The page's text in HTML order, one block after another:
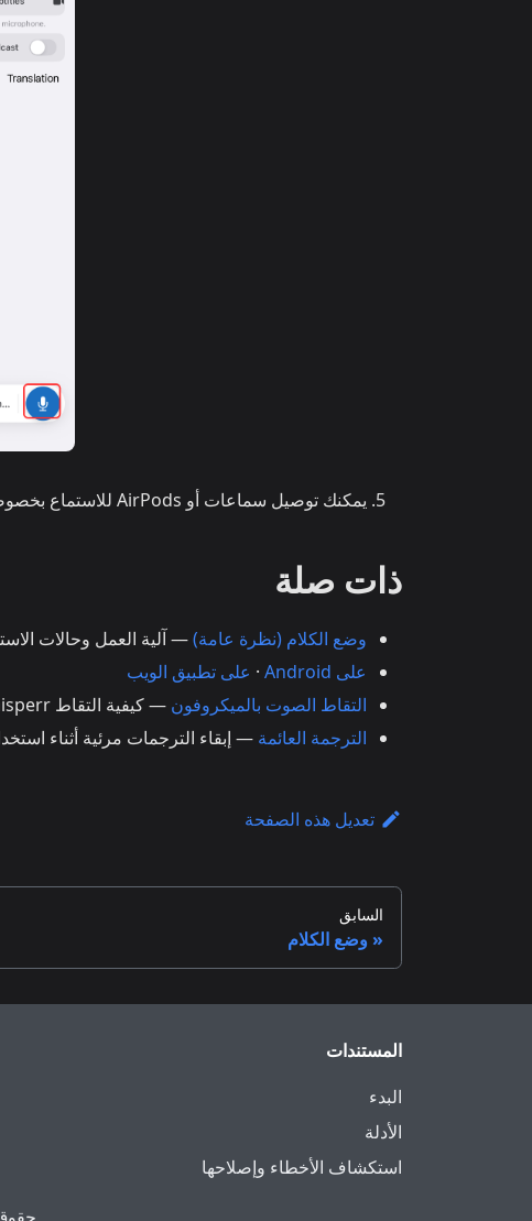
يمكنك توصيل سماعات أو AirPods للاستماع بخصوصية
ذات صلة
وضع الكلام (نظرة عامة)— آلية العمل وحالات
على Android
· على تطبيق الويب
التقاط الصوت بالميكروفون — كيفية التقاط Whisperr للصوت المُدخَل
الترجمة العائمة — إبقاء الترجمات مرئية أثناء
تعديل هذه الصفحة
السابق
وضع الكلام
المستندات
البدء
الأدلة
استكشاف الأخطاء وإصلاحها